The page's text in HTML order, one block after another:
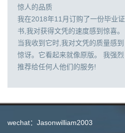
惊人的品质
我在2018年11月订购了一份毕业证
书,我对获得文凭的速度感到惊喜。
当我收到它时,我对文凭的质量感到
惊讶。它看起来就像原版。 我强烈
推荐给任何人他们的服务!
wechat：Jasonwilliam2003